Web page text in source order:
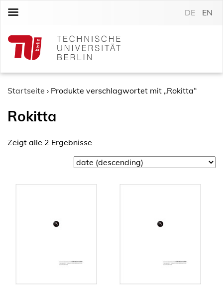
c
DE EN
Startseite › Produkte verschlagwortet mit „Rokitta“
Rokitta
Zeigt alle 2 Ergebnisse